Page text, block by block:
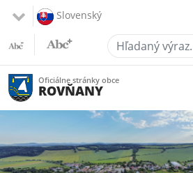
Slovenský
Hľadaný výraz...
Oficiálne stránky obce
ROVŇANY